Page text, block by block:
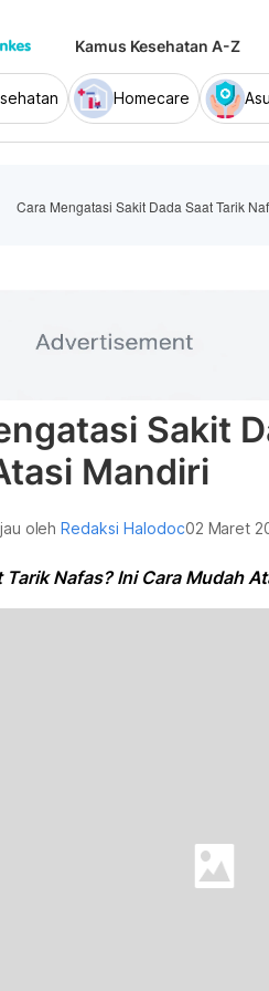
Kamus Kesehatan A-Z
Homecare
Cara Mengatasi Sakit Dada Saat Tarik
Sakit
Mandiri
olehRedaksi Halodoc02 Maret
Tarik Nafas? Ini Cara Mudah